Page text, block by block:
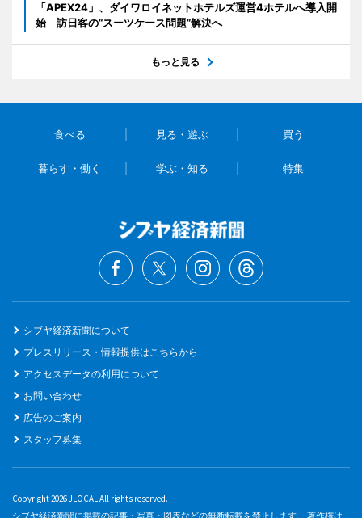
「APEX24」、ダイワロイネットホテルズ運営4ホテルへ導入開
始 訪日客の“スーツケース問題”解決へ
もっと見る
食べる 見る・遊ぶ 買う
暮らす・働く 学ぶ・知る 特集
シブヤ経済新聞について
プレスリリース・情報提供はこちらから
アクセスデータの利用について
お問い合わせ
広告のご案内
スタッフ募集
Copyright 2026 JLOCAL All rights reserved.
シブヤ経済新聞に掲載の記事・写真・図表などの無断転載を禁止します。 著作権は